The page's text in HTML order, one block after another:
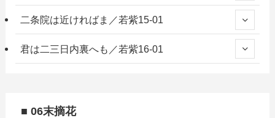
二条院は近ければま／若紫15-01
君は二三日内裏へも／若紫16-01
■ 06末摘花